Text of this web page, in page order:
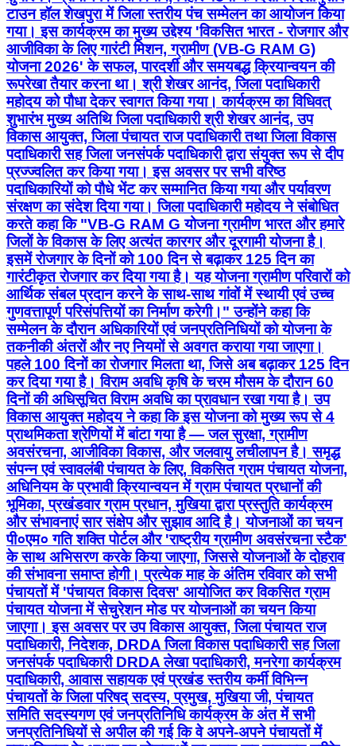
टाउन हॉल शेखपुरा में जिला स्तरीय पंच सम्मेलन का आयोजन किया
गया। इस कार्यक्रम का मुख्य उद्देश्य 'विकसित भारत - रोजगार और
आजीविका के लिए गारंटी मिशन, ग्रामीण (VB-G RAM G)
योजना 2026' के सफल, पारदर्शी और समयबद्ध क्रियान्वयन की
रूपरेखा तैयार करना था। श्री शेखर आनंद, जिला पदाधिकारी
महोदय को पौधा देकर स्वागत किया गया। कार्यक्रम का विधिवत्
शुभारंभ मुख्य अतिथि जिला पदाधिकारी श्री शेखर आनंद, उप
विकास आयुक्त, जिला पंचायत राज पदाधिकारी तथा जिला विकास
पदाधिकारी सह जिला जनसंपर्क पदाधिकारी द्वारा संयुक्त रूप से दीप
प्रज्ज्वलित कर किया गया। इस अवसर पर सभी वरिष्ठ
पदाधिकारियों को पौधे भेंट कर सम्मानित किया गया और पर्यावरण
संरक्षण का संदेश दिया गया। जिला पदाधिकारी महोदय ने संबोधित
करते कहा कि "VB-G RAM G योजना ग्रामीण भारत और हमारे
जिलों के विकास के लिए अत्यंत कारगर और दूरगामी योजना है।
इसमें रोजगार के दिनों को 100 दिन से बढ़ाकर 125 दिन का
गारंटीकृत रोजगार कर दिया गया है। यह योजना ग्रामीण परिवारों को
आर्थिक संबल प्रदान करने के साथ-साथ गांवों में स्थायी एवं उच्च
गुणवत्तापूर्ण परिसंपत्तियों का निर्माण करेगी।" उन्होंने कहा कि
सम्मेलन के दौरान अधिकारियों एवं जनप्रतिनिधियों को योजना के
तकनीकी अंतरों और नए नियमों से अवगत कराया गया जाएगा।
पहले 100 दिनों का रोजगार मिलता था, जिसे अब बढ़ाकर 125 दिन
कर दिया गया है। विराम अवधि कृषि के चरम मौसम के दौरान 60
दिनों की अधिसूचित विराम अवधि का प्रावधान रखा गया है। उप
विकास आयुक्त महोदय ने कहा कि इस योजना को मुख्य रूप से 4
प्राथमिकता श्रेणियों में बांटा गया है — जल सुरक्षा, ग्रामीण
अवसंरचना, आजीविका विकास, और जलवायु लचीलापन है। समृद्ध
संपन्न एवं स्वावलंबी पंचायत के लिए, विकसित ग्राम पंचायत योजना,
अधिनियम के प्रभावी क्रियान्वयन में ग्राम पंचायत प्रधानों की
भूमिका, प्रखंडवार ग्राम प्रधान, मुखिया द्वारा प्रस्तुति कार्यक्रम
और संभावनाएं सार संक्षेप और सुझाव आदि है। योजनाओं का चयन
पी०एम० गति शक्ति पोर्टल और 'राष्ट्रीय ग्रामीण अवसंरचना स्टैक'
के साथ अभिसरण करके किया जाएगा, जिससे योजनाओं के दोहराव
की संभावना समाप्त होगी। प्रत्येक माह के अंतिम रविवार को सभी
पंचायतों में 'पंचायत विकास दिवस' आयोजित कर विकसित ग्राम
पंचायत योजना में सेचुरेशन मोड पर योजनाओं का चयन किया
जाएगा। इस अवसर पर उप विकास आयुक्त, जिला पंचायत राज
पदाधिकारी, निदेशक, DRDA जिला विकास पदाधिकारी सह जिला
जनसंपर्क पदाधिकारी DRDA लेखा पदाधिकारी, मनरेगा कार्यक्रम
पदाधिकारी, आवास सहायक एवं प्रखंड स्तरीय कर्मी विभिन्न
पंचायतों के जिला परिषद् सदस्य, प्रमुख, मुखिया जी, पंचायत
समिति सदस्यगण एवं जनप्रतिनिधि कार्यक्रम के अंत में सभी
जनप्रतिनिधियों से अपील की गई कि वे अपने-अपने पंचायतों में